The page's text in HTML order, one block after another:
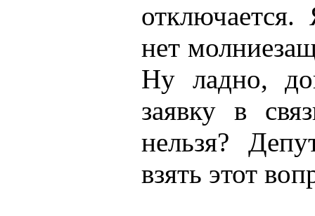
нет
Ну ладно,
заявку в
нельзя?
взять этот